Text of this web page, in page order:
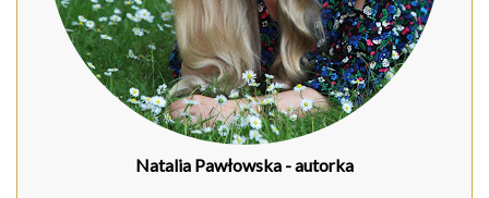
Natalia Pawłowska - autorka